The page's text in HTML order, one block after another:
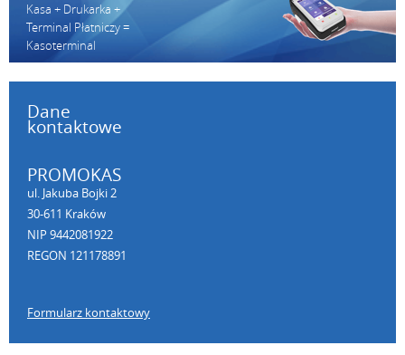
Kasa + Drukarka +
Terminal Płatniczy =
Kasoterminal
Dane
kontaktowe
PROMOKAS
ul. Jakuba Bojki 2
30-611 Kraków
NIP 9442081922
REGON 121178891
Formularz kontaktowy